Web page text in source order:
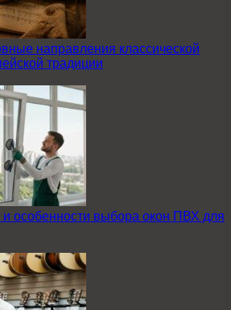
направления классической
традиции
особенности выбора окон ПВХ для